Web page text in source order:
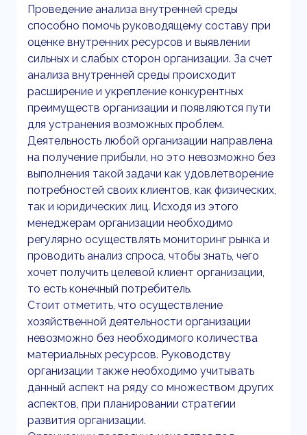
Проведение анализа внутренней среды
способно помочь руководящему составу при
оценке внутренних ресурсов и выявлении
сильных и слабых сторон организации. За счет
анализа внутренней среды происходит
расширение и укрепление конкурентных
преимуществ организации и появляются пути
для устранения возможных проблем.
Деятельность любой организации направлена
на получение прибыли, но это невозможно без
выполнения такой задачи как удовлетворение
потребностей своих клиентов, как физических,
так и юридических лиц. Исходя из этого
менеджерам организации необходимо
регулярно осуществлять мониторинг рынка и
проводить анализ спроса, чтобы знать, чего
хочет получить целевой клиент организации,
то есть конечный потребитель.
Стоит отметить, что осуществление
хозяйственной деятельности организации
невозможно без необходимого количества
материальных ресурсов. Руководству
организации также необходимо учитывать
данный аспект на ряду со множеством других
аспектов, при планировании стратегии
развития организации.